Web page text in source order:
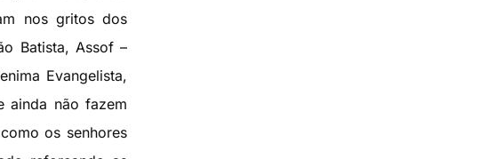
nos gritos dos
Batista, Assof –
Evangelista,
ainda não fazem
os senhores